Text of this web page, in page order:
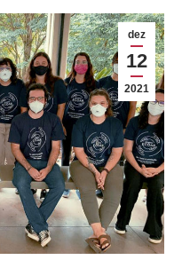
dez
12
2021